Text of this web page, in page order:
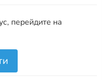
перейдите на